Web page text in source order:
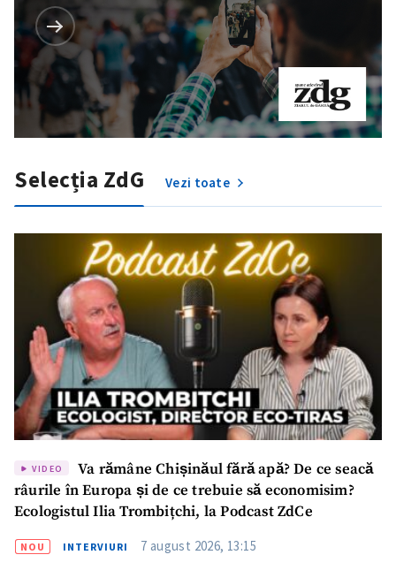
Selecția ZdG Vezi toate
VIDEO
Va rămâne Chișinăul fără apă? De ce seacă
râurile în Europa și de ce trebuie să economisim?
Ecologistul Ilia Trombițchi, la Podcast ZdCe
NOU INTERVIURI 7 august 2026, 13:15